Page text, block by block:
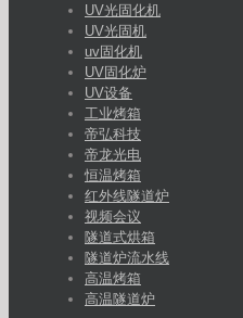
UV光固化机
UV光固机
uv固化机
UV固化炉
UV设备
工业烤箱
帝弘科技
帝龙光电
恒温烤箱
红外线隧道炉
视频会议
隧道式烘箱
隧道炉流水线
高温烤箱
高温隧道炉